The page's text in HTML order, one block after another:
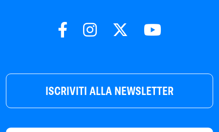
ISCRIVITI ALLA NEWSLETTER